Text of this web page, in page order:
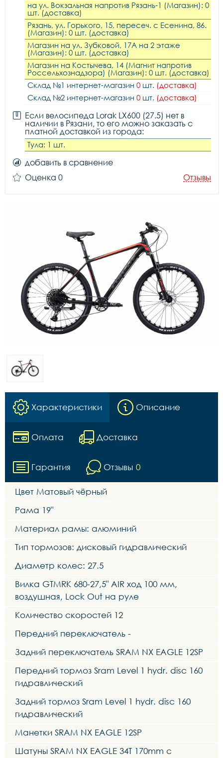
на ул. Вокзальная напротив Рязань-1 (Магазин): 0
шт. (доставка)
Рязань, ул. Горького, 15, пересеч. с Есенина, 86.
(Магазин): 0 шт. (доставка)
Магазин на ул. Зубковой, 17А на 2 этаже
(Магазин): 0 шт. (доставка)
Магазин на Костычева, 14 (Магнит напротив
Россельхознадзора) (Магазин): 0 шт. (доставка)
Склад №1 интернет-магазин 0 шт. (доставка)
Склад №2 интернет-магазин 0 шт. (доставка)
Если велосипеда Lorak LX600 (27.5) нет в
наличии в Рязани, то его можно заказать с
платной доставкой из города:
Тула: 1 шт.
добавить в сравнение
Оценка 0
Отзывы
Характеристики Описание
Оплата Доставка
Гарантия Отзывы 0
Цвет Матовый чёрный
Рама 19"
Материал рамы: алюминий
Тип тормозов: дисковый гидравлический
Диаметр колес: 27.5
Вилка GTMRK 680-27,5" AIR ход 100 мм,
воздушная, Lock Out на руле
Количество скоростей 12
Передний переключатель -
Задний переключатель SRAM NX EAGLE 12SP
Передний тормоз Sram Level 1 hydr. disc 160
гидравлический
Задний тормоз Sram Level 1 hydr. disc 160
гидравлический
Манетки SRAM NX EAGLE 12SP
Шатуны SRAM NX EAGLE 34T 170mm с